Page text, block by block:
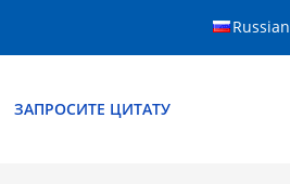
Russian
ЗАПРОСИТЕ ЦИТАТУ